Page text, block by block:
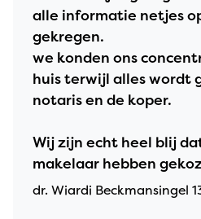
alle informatie netjes
gekregen.
we konden ons
huis terwijl alles wordt
notaris en de koper.
Wij zijn echt heel blij
makelaar hebben
dr. Wiardi Beckmansingel